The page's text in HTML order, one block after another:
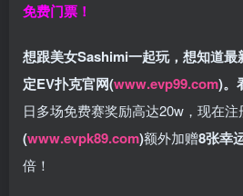
免费门票！
想跟美女Sashimi一起玩， 想知道最
定EV扑克官网(www.evp99.com)。
日多场免费赛奖励高达20w，现在注
(www.evpk89.com)额外加赠8张幸
倍！